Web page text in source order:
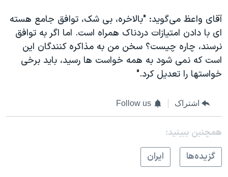
آقای واعظ می‌گوید: "بالاخره، بی شک، توافق جامع هسته
ای با دادن امتیازات دردناک همراه است. اما اگر به توافق
نرسند، چاره چیست؟ سخن من به مذاکره کنندگان این
است که نمی شود به همه خواست ها رسید، باید برخی
خواستها را تعدیل کرد."
اشتراک Follow us
همچنبن ببینید:
گزيده‌ها
ايران